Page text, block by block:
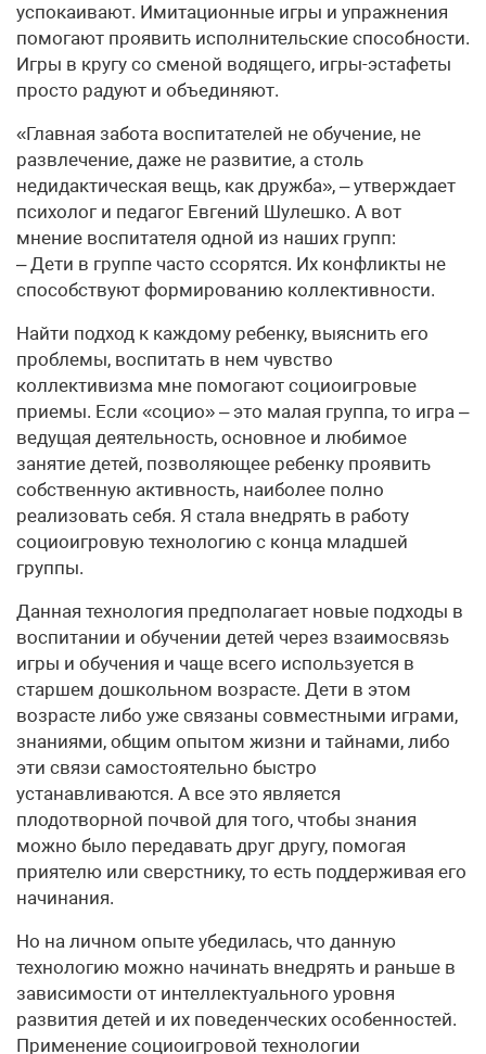
успокаивают. Имитационные игры и упражнения
помогают проявить исполнительские способности.
Игры в кругу со сменой водящего, игры-эстафеты
просто радуют и объединяют.
«Главная забота воспитателей не обучение, не
развлечение, даже не развитие, а столь
недидактическая вещь, как дружба», – утверждает
психолог и педагог Евгений Шулешко. А вот
мнение воспитателя одной из наших групп:
– Дети в группе часто ссорятся. Их конфликты не
способствуют формированию коллективности.
Найти подход к каждому ребенку, выяснить его
проблемы, воспитать в нем чувство
коллективизма мне помогают социоигровые
приемы. Если «социо» – это малая группа, то игра –
ведущая деятельность, основное и любимое
занятие детей, позволяющее ребенку проявить
собственную активность, наиболее полно
реализовать себя. Я стала внедрять в работу
социоигровую технологию с конца младшей
группы.
Данная технология предполагает новые подходы в
воспитании и обучении детей через взаимосвязь
игры и обучения и чаще всего используется в
старшем дошкольном возрасте. Дети в этом
возрасте либо уже связаны совместными играми,
знаниями, общим опытом жизни и тайнами, либо
эти связи самостоятельно быстро
устанавливаются. А все это является
плодотворной почвой для того, чтобы знания
можно было передавать друг другу, помогая
приятелю или сверстнику, то есть поддерживая его
начинания.
Но на личном опыте убедилась, что данную
технологию можно начинать внедрять и раньше в
зависимости от интеллектуального уровня
развития детей и их поведенческих особенностей.
Применение социоигровой технологии